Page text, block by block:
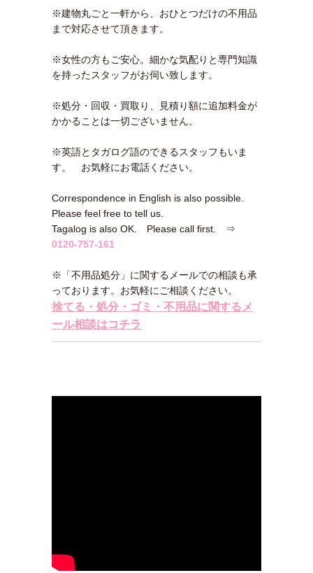
※建物丸ごと一軒から、おひとつだけの不用品
まで対応させて頂きます。
※女性の方もご安心。細かな気配りと専門知識
を持ったスタッフがお伺い致します。
※処分・回収・買取り、見積り額に追加料金が
かかることは一切ございません。
※英語とタガログ語のできるスタッフもいま
す。 お気軽にお電話ください。
Correspondence in English is also possible.
Please feel free to tell us.
Tagalog is also OK. Please call first. ⇒
0120-757-161
※「不用品処分」に関するメールでの相談も承
っております。お気軽にご相談ください。
捨てる・処分・ゴミ・不用品に関するメ
ール相談はコチラ